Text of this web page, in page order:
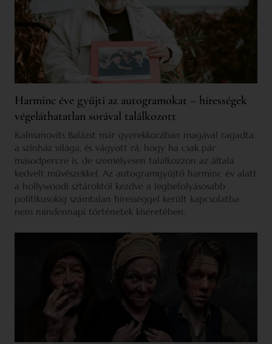
Harminc éve gyűjti az autogramokat – hírességek
végeláthatatlan sorával találkozott
Kalmanovits Balázst már gyerekkorában magával ragadta
a színház világa, és vágyott rá, hogy ha csak pár
másodpercre is, de személyesen találkozzon az általa
kedvelt művészekkel. Az autogramgyűjtő harminc év alatt
a hollywoodi sztároktól kezdve a legbefolyásosabb
politikusokig számtalan hírességgel került kapcsolatba
nem mindennapi történetek kíséretében.